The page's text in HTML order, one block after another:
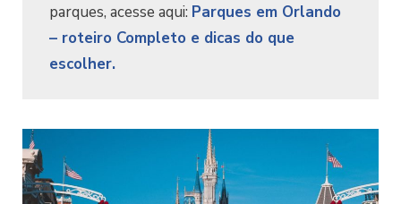
parques, acesse aqui: Parques em Orlando
– roteiro Completo e dicas do que
escolher.